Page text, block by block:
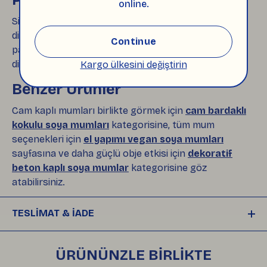
online.
Continue
Kargo ülkesini değiştirin
Siparişleri hazırlarken ürünün sağlam ulaşmasına
dikkat ediyoruz. Cam kaplı mumları destekleyerek
paketliyor, gereksiz plastik kullanımını azaltmaya
dikkat ediyoruz.
Benzer Ürünler
Cam kaplı mumları birlikte görmek için cam bardaklı
kokulu soya mumları kategorisine, tüm mum
seçenekleri için el yapımı vegan soya mumları
sayfasına ve daha güçlü obje etkisi için dekoratif
beton kaplı soya mumlar kategorisine göz
atabilirsiniz.
TESLİMAT & İADE
plastiksiz, çevre dostu ambalajlarla hazırlanıp
ÜRÜNÜNZLE BİRLİKTE